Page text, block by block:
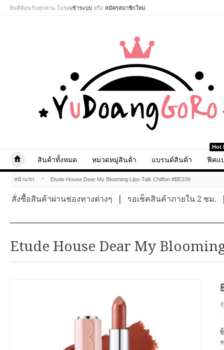
ยินดีต้อนรับทุกท่าน โปรดเข้าระบบ หรือ สมัครสมาชิกใหม่
สินค้าทั้งหมด หมวดหมู่สินค้า แบรนด์สินค้า
Hot
ฟีคแ
หน้าแรก » Etude House Dear My Blooming Lips-Talk Chiffon #BE109
สั่งซื้อสินค้าผ่านช่องทางต่างๆ รอเช็คสินค้าภายใน 2 ชม.
Etude House Dear My